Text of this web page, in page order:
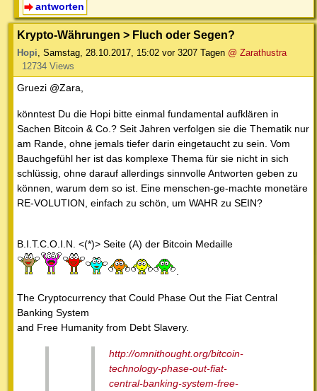
antworten
Krypto-Währungen > Fluch oder Segen?
Hopi Samstag, 28.10.2017, 15:02 vor 3207 Tagen @ Zarathustra
12734 Views
Gruezi @Zara,
könntest Du die Hopi bitte einmal fundamental aufklären in
Sachen Bitcoin & Co.? Seit Jahren verfolgen sie die Thematik nur
am Rande, ohne jemals tiefer darin eingetaucht zu sein. Vom
Bauchgefühl her ist das komplexe Thema für sie nicht in sich
schlüssig, ohne darauf allerdings sinnvolle Antworten geben zu
können, warum dem so ist. Eine menschen-ge-machte monetäre
RE-VOLUTION, einfach zu schön, um WAHR zu SEIN?
B.I.T.C.O.I.N. <(*)> Seite (A) der Bitcoin Medaille
The Cryptocurrency that Could Phase Out the Fiat Central
Banking System
and Free Humanity from Debt Slavery.
http://omnithought.org/bitcoin-
technology-phase-out-fiat-
central-banking-system-free-